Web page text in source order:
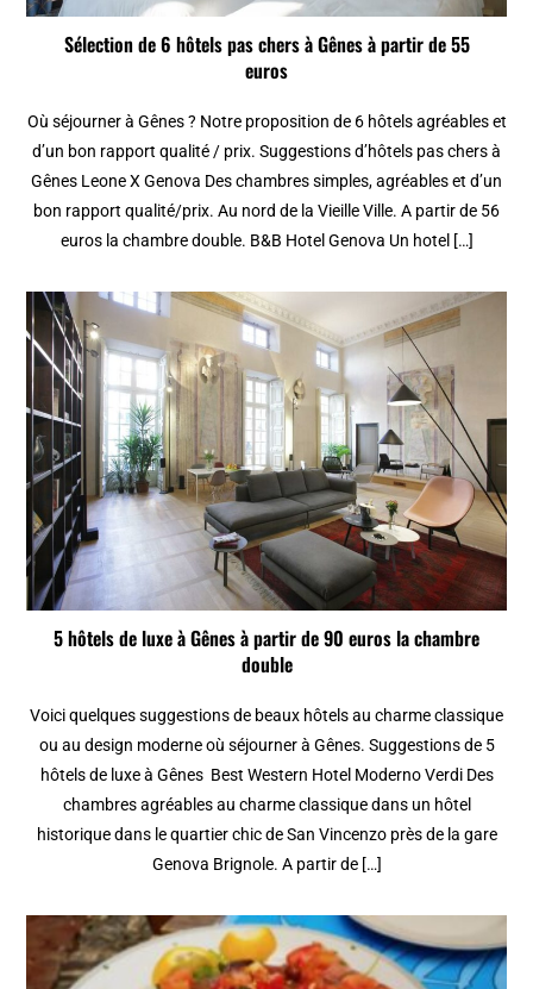
Sélection de 6 hôtels pas chers à Gênes à partir de 55
euros
Où séjourner à Gênes ? Notre proposition de 6 hôtels agréables et
d’un bon rapport qualité / prix. Suggestions d’hôtels pas chers à
Gênes Leone X Genova Des chambres simples, agréables et d’un
bon rapport qualité/prix. Au nord de la Vieille Ville. A partir de 56
euros la chambre double. B&B Hotel Genova Un hotel […]
5 hôtels de luxe à Gênes à partir de 90 euros la chambre
double
Voici quelques suggestions de beaux hôtels au charme classique
ou au design moderne où séjourner à Gênes. Suggestions de 5
hôtels de luxe à Gênes Best Western Hotel Moderno Verdi Des
chambres agréables au charme classique dans un hôtel
historique dans le quartier chic de San Vincenzo près de la gare
Genova Brignole. A partir de […]